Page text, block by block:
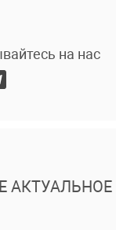
на нас
АКТУАЛЬНОЕ